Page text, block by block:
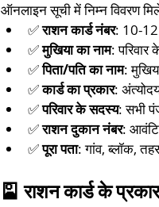
ऑनलाइन सूची में निम्न विवरण
✅ राशन कार्ड नंबर: 10-
✅ मुखिया का नाम: परिवार
✅ पिता/पति का नाम:
✅ कार्ड का प्रकार:
✅ परिवार के सदस्य: सभी
✅ राशन दुकान नंबर:
✅ पूरा पता: गांव, ब्लॉक,
🎴 राशन कार्ड के